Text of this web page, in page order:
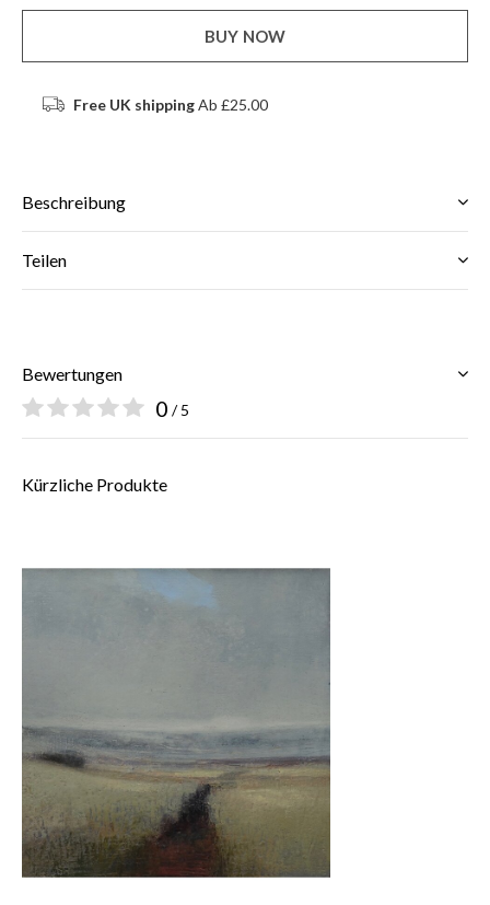
BUY NOW
Free UK shippingAb £25.00
Beschreibung
Teilen
Bewertungen
0 / 5
Kürzliche Produkte